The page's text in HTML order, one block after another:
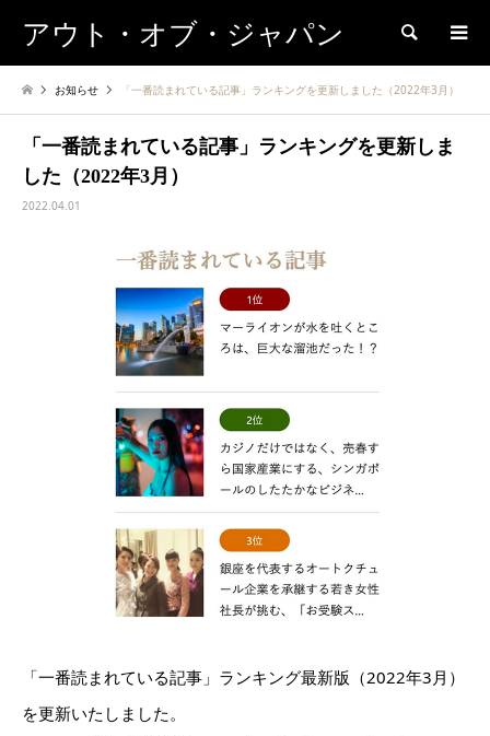
アウト・オブ・ジャパン 検索
お知らせ 「一番読まれている記事」ランキングを更新しました（2022年3月）
「一番読まれている記事」ランキングを更新しま
した（2022年3月）
2022.04.01
「一番読まれている記事」ランキング最新版（2022年3月）
を更新いたしました。